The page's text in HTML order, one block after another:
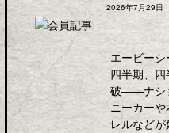
2026年7月29日
エービー
四半期、
破――ナシ
ニーカー
レルなど